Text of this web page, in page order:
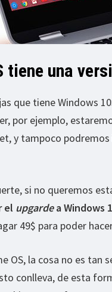
tiene una
que tiene Windows
por ejemplo,
y tampoco
si no queremos
el upgardea Windows
49$ para poder
OS, la cosa no es tan
conlleva, de esta